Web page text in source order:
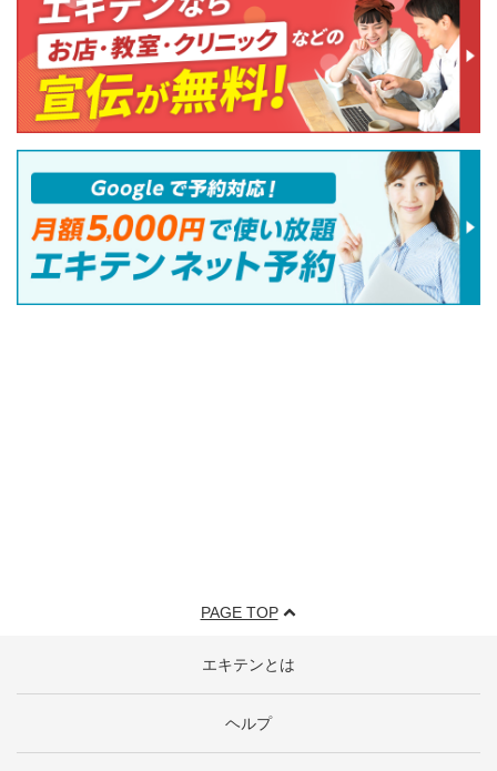
PAGE TOP
エキテンとは
ヘルプ